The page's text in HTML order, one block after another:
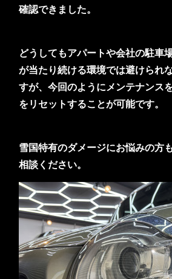
確認できました。
どうしてもアパートや会社の駐車
が当たり続ける環境では避けられ
すが、今回のようにメンテナンス
をリセットすることが可能です。
雪国特有のダメージにお悩みの方
相談ください。